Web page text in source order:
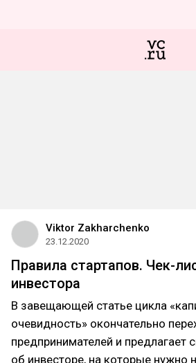
Viktor Zakharchenko
23.12.2020
Правила стартапов. Чек-
инвестора
В завещающей статье цикла
очевидность» окончательно
предпринимателей и предлагает
об инвесторе, на которые нужно